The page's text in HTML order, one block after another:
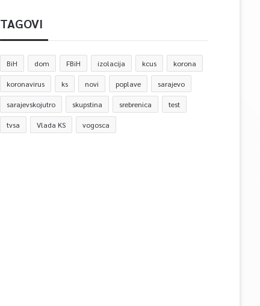
TAGOVI
BiH dom FBiH izolacija kcus korona
koronavirus ks novi poplave sarajevo
sarajevskojutro skupstina srebrenica test
tvsa Vlada KS vogosca